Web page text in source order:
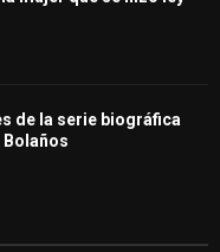
de la serie biográfica
Bolaños